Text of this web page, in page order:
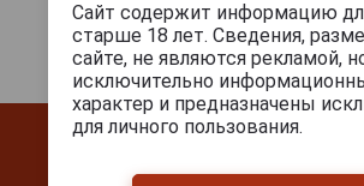
Сайт содержит информацию
старше 18 лет. Сведения,
сайте, не являются рекламой,
исключительно
характер и предназначены
для личного пользования.